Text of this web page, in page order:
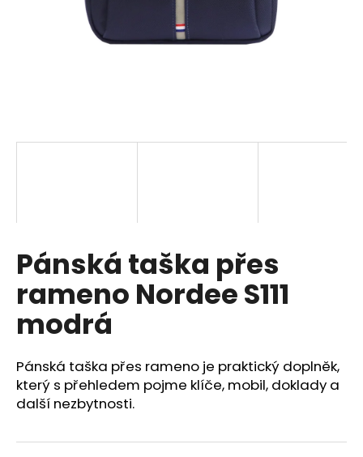
Pánská taška přes
rameno Nordee S111
modrá
Pánská taška přes rameno je praktický doplněk,
který s přehledem pojme klíče, mobil, doklady a
další nezbytnosti.
D
o
p
r
č
u
j
m